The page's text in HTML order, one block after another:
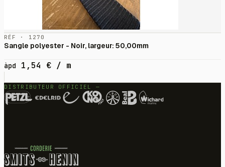
RÉF · 1270
Sangle polyester - Noir, largeur: 50,00mm
àpd 1,54 € / m
DISTRIBUTEUR OFFICIEL —